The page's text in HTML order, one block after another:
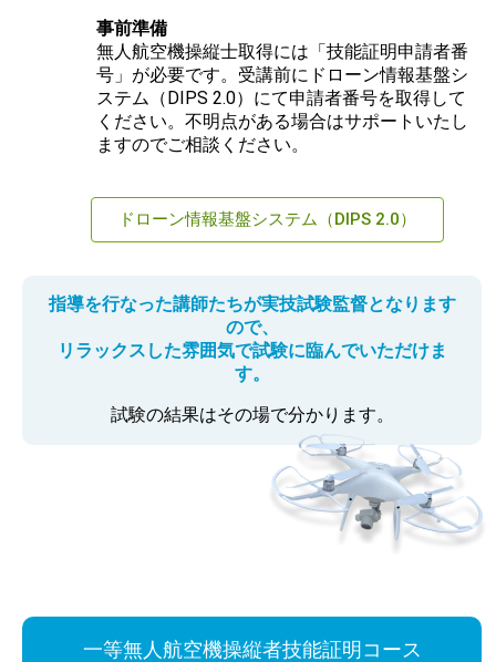
事前準備
無人航空機操縦士取得には「技能証明申請者番
号」が必要です。受講前にドローン情報基盤シ
ステム（DIPS 2.0）にて申請者番号を取得して
ください。不明点がある場合はサポートいたし
ますのでご相談ください。
ドローン情報基盤システム（DIPS 2.0）
指導を行なった講師たちが実技試験監督となります
ので、
リラックスした雰囲気で試験に臨んでいただけま
す。
試験の結果はその場で分かります。
一等無人航空機操縦者技能証明コース